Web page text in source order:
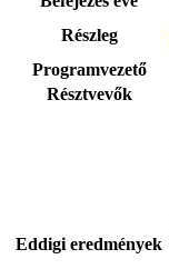
Részleg
Programvezető
Résztvevők
Eddigi eredmények